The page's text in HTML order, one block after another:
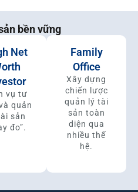
bền vững
Net
vụ tư
quản
sản
đo”.
Family
Office
Xây dựng
chiến lược
quản lý tài
sản toàn
diện qua
nhiều thế
hệ.